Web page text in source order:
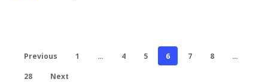
Previous 1 … 4 5 6 7 8
…
28
Next